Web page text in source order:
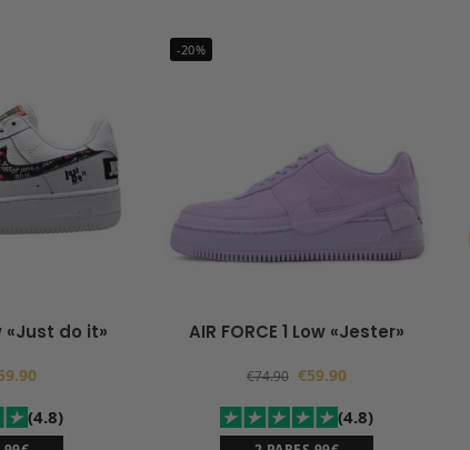
«Just do it»
(4.8)
-20%
AIR FORCE 1 Low «Jester»
€74.90 €59.90
(4.8)